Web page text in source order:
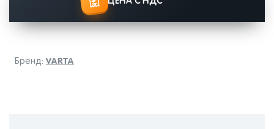
Бренд: VARTA